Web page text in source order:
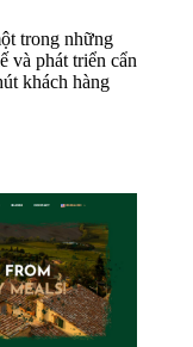
trong những
và phát triển cẩn
khách hàng